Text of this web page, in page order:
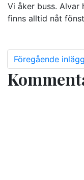
Vi åker buss. Alvar
finns alltid nåt
Föregående inlägg